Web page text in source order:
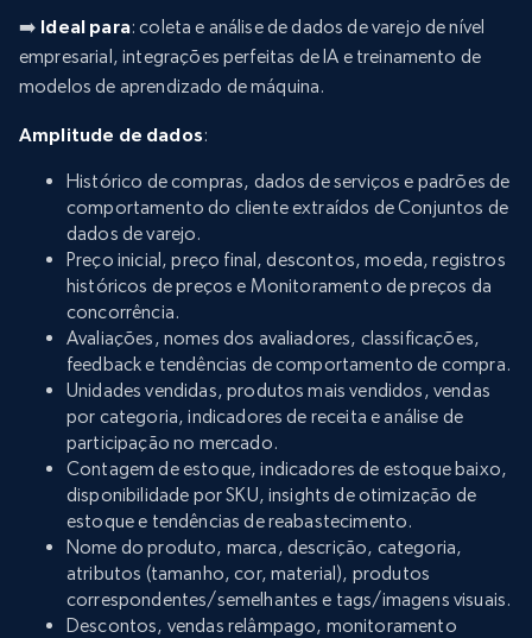
➡️ Ideal para: coleta e análise de dados de varejo de nível
empresarial, integrações perfeitas de IA e treinamento de
modelos de aprendizado de máquina.
Amplitude de dados:
Histórico de compras, dados de serviços e padrões de
comportamento do cliente extraídos de Conjuntos de
dados de varejo.
Preço inicial, preço final, descontos, moeda, registros
históricos de preços e Monitoramento de preços da
concorrência.
Avaliações, nomes dos avaliadores, classificações,
feedback e tendências de comportamento de compra.
Unidades vendidas, produtos mais vendidos, vendas
por categoria, indicadores de receita e análise de
participação no mercado.
Contagem de estoque, indicadores de estoque baixo,
disponibilidade por SKU, insights de otimização de
estoque e tendências de reabastecimento.
Nome do produto, marca, descrição, categoria,
atributos (tamanho, cor, material), produtos
correspondentes/semelhantes e tags/imagens visuais.
Descontos, vendas relâmpago, monitoramento